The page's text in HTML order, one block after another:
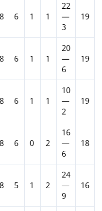
8 6 1 1
22
—
3
19
8 6 1 1
20
—
6
19
8 6 1 1
10
—
2
19
8 6 0 2
16
—
6
18
8 5 1 2
24
—
9
16